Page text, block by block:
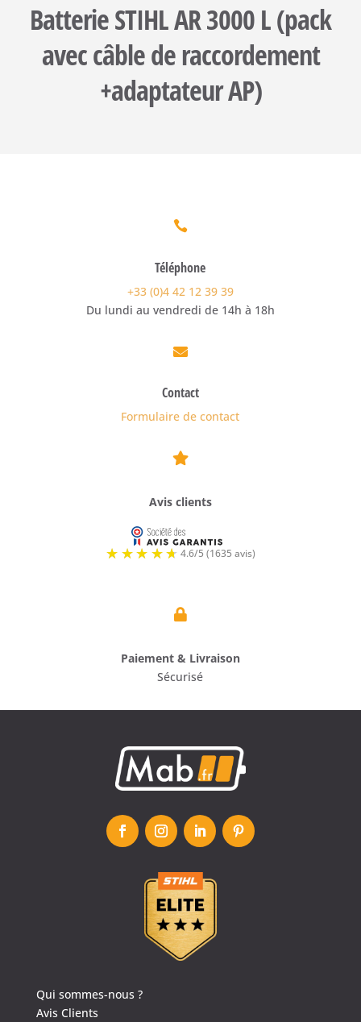
Batterie STIHL AR 3000 L (pack
avec câble de raccordement
+adaptateur AP)

Téléphone
+33 (0)4 42 12 39 39
Du lundi au vendredi de 14h à 18h

Contact
Formulaire de contact

Avis clients

Paiement & Livraison
Sécurisé
Qui sommes-nous ?
Avis Clients